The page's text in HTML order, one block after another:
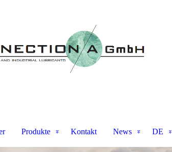
Produkte Kontakt News DE